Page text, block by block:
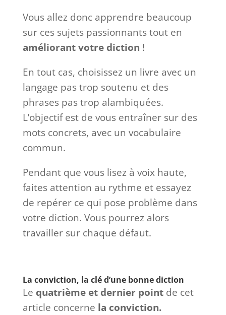
Vous allez donc apprendre beaucoup
sur ces sujets passionnants tout en
améliorant votre diction !
En tout cas, choisissez un livre avec un
langage pas trop soutenu et des
phrases pas trop alambiquées.
L’objectif est de vous entraîner sur des
mots concrets, avec un vocabulaire
commun.
Pendant que vous lisez à voix haute,
faites attention au rythme et essayez
de repérer ce qui pose problème dans
votre diction. Vous pourrez alors
travailler sur chaque défaut.
La conviction, la clé d’une bonne diction
Le quatrième et dernier pointde cet
article concerne la conviction.